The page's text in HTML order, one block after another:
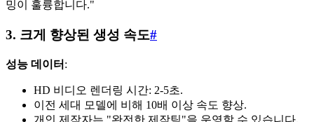
밍이 훌륭합니다."
3. 크게 향상된 생성 속도#
성능 데이터 :
HD 비디오 렌더링 시간: 2-5초.
이전 세대 모델에 비해 10배 이상 속도 향상.
개인 제작자는 "완전한 제작팀"을 운영할 수 있습니다.